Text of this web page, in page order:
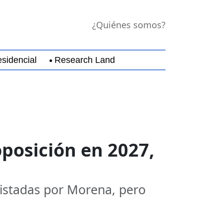
¿Quiénes somos?
Research Land
en 2027,
por Morena, pero